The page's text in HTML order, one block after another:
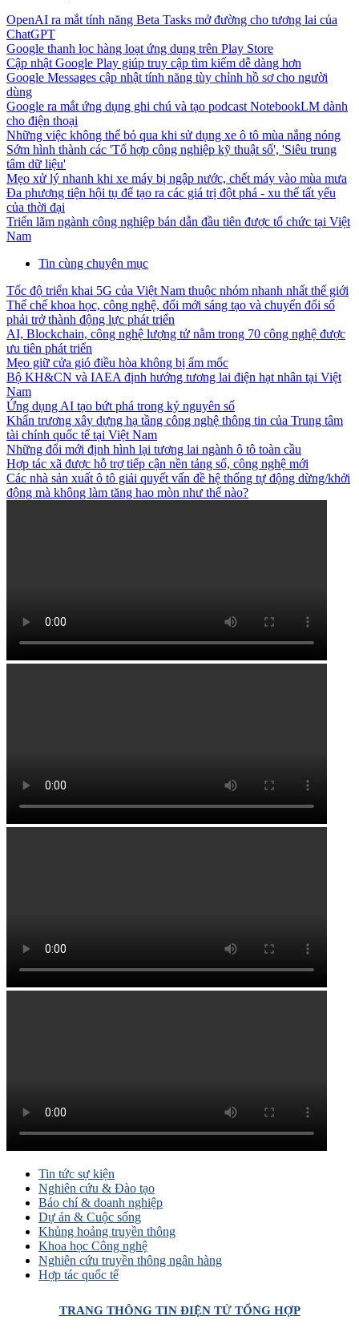
OpenAI ra mắt tính năng Beta Tasks mở đường cho tương lai của
ChatGPT
Google thanh lọc hàng loạt ứng dụng trên Play Store
Cập nhật Google Play giúp truy cập tìm kiếm dễ dàng hơn
Google Messages cập nhật tính năng tùy chỉnh hồ sơ cho người
dùng
Google ra mắt ứng dụng ghi chú và tạo podcast NotebookLM dành
cho điện thoại
Những việc không thể bỏ qua khi sử dụng xe ô tô mùa nắng nóng
Sớm hình thành các 'Tổ hợp công nghiệp kỹ thuật số', 'Siêu trung
tâm dữ liệu'
Mẹo xử lý nhanh khi xe máy bị ngập nước, chết máy vào mùa mưa
Đa phương tiện hội tụ để tạo ra các giá trị đột phá - xu thế tất yếu
của thời đại
Triển lãm ngành công nghiệp bán dẫn đầu tiên được tổ chức tại Việt
Nam
Tin cùng chuyên mục
Tốc độ triển khai 5G của Việt Nam thuộc nhóm nhanh nhất thế giới
Thể chế khoa học, công nghệ, đổi mới sáng tạo và chuyển đổi số
phải trở thành động lực phát triển
AI, Blockchain, công nghệ lượng tử nằm trong 70 công nghệ được
ưu tiên phát triển
Mẹo giữ cửa gió điều hòa không bị ẩm mốc
Bộ KH&CN và IAEA định hướng tương lai điện hạt nhân tại Việt
Nam
Ứng dụng AI tạo bứt phá trong kỷ nguyên số
Khẩn trương xây dựng hạ tầng công nghệ thông tin của Trung tâm
tài chính quốc tế tại Việt Nam
Những đổi mới định hình lại tương lai ngành ô tô toàn cầu
Hợp tác xã được hỗ trợ tiếp cận nền tảng số, công nghệ mới
Các nhà sản xuất ô tô giải quyết vấn đề hệ thống tự động dừng/khởi
động mà không làm tăng hao mòn như thế nào?
Tin tức sự kiện
Nghiên cứu & Đào tạo
Báo chí & doanh nghiệp
Dự án & Cuộc sống
Khủng hoảng truyền thông
Khoa học Công nghệ
Nghiên cứu truyền thông ngân hàng
Hợp tác quốc tế
TRANG THÔNG TIN ĐIỆN TỬ TỔNG HỢP